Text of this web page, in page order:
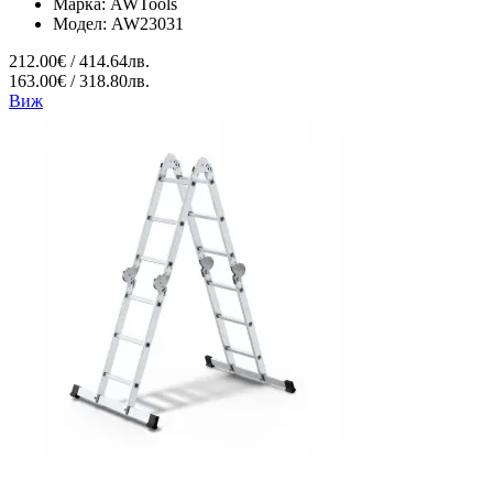
Модел: AW23031
212.00€ / 414.64лв.
163.00€ / 318.80лв.
Виж